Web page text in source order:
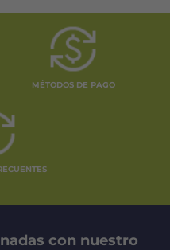
MÉTODOS DE PAGO
con nuestro